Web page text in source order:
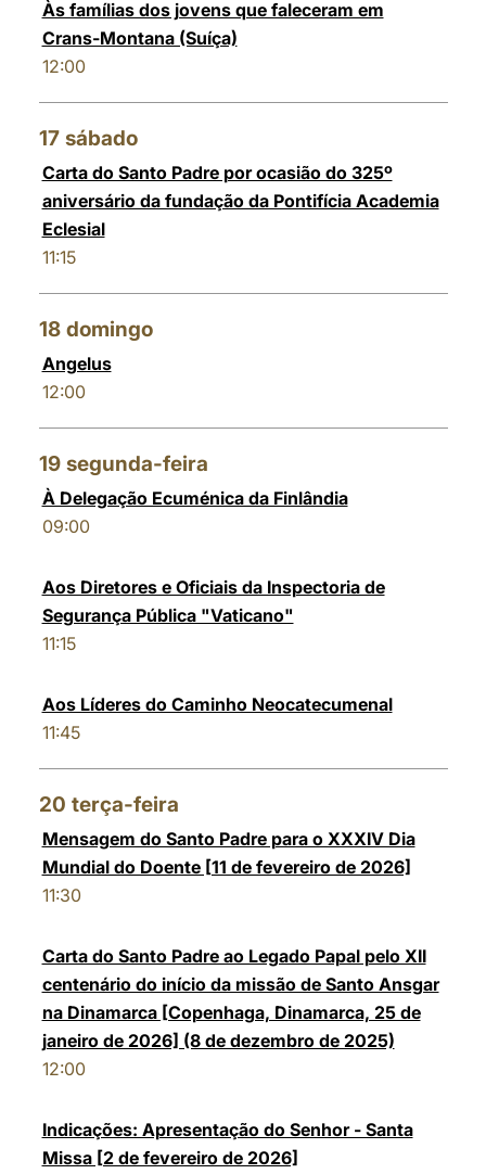
Às famílias dos jovens que faleceram em
Crans-Montana (Suíça)
12:00
17 sábado
Carta do Santo Padre por ocasião do 325º
aniversário da fundação da Pontifícia Academia
Eclesial
11:15
18 domingo
Angelus
12:00
19 segunda-feira
À Delegação Ecuménica da Finlândia
09:00
Aos Diretores e Oficiais da Inspectoria de
Segurança Pública "Vaticano"
11:15
Aos Líderes do Caminho Neocatecumenal
11:45
20 terça-feira
Mensagem do Santo Padre para o XXXIV Dia
Mundial do Doente [11 de fevereiro de 2026]
11:30
Carta do Santo Padre ao Legado Papal pelo XII
centenário do início da missão de Santo Ansgar
na Dinamarca [Copenhaga, Dinamarca, 25 de
janeiro de 2026] (8 de dezembro de 2025)
12:00
Indicações: Apresentação do Senhor - Santa
Missa [2 de fevereiro de 2026]